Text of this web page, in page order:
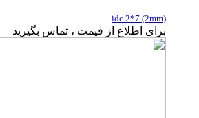
idc 2*7 (2mm)
برای اطلاع از قیمت ، تماس بگیرید